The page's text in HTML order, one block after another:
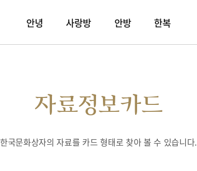
안녕 사랑방 안방 한복
자료정보카드
한국문화상자의 자료를 카드 형태로 찾아 볼 수 있습니다.